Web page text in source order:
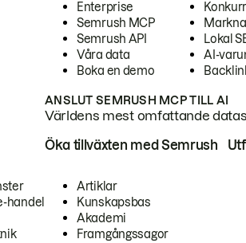
Enterprise
Semrush MCP
Semrush API
Våra data
Boka en demo
Lokal
AI-
ANSLUT SEMRUSH MCP TILL AI
Världens mest omfattande
handel
Öka tillväxten med Semrush
Artiklar
Kunskapsbas
Akademi
Framgångssagor